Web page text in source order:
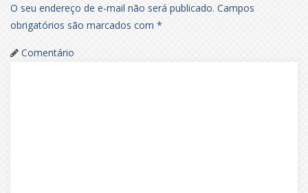
O seu endereço de e-mail não será publicado. Campos
obrigatórios são marcados com *
Comentário